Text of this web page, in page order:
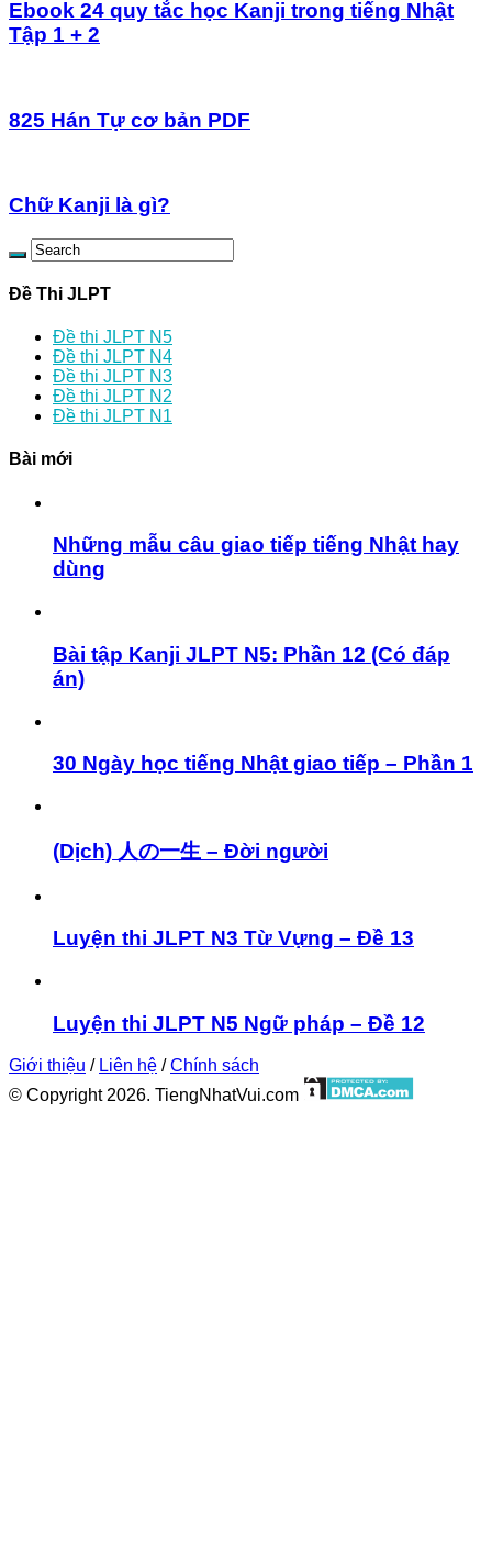
Ebook 24 quy tắc học Kanji trong tiếng Nhật
Tập 1 + 2
825 Hán Tự cơ bản PDF
Chữ Kanji là gì?
Đề Thi JLPT
Đề thi JLPT N5
Đề thi JLPT N4
Đề thi JLPT N3
Đề thi JLPT N2
Đề thi JLPT N1
Bài mới
Những mẫu câu giao tiếp tiếng Nhật hay
dùng
Bài tập Kanji JLPT N5: Phần 12 (Có đáp
án)
30 Ngày học tiếng Nhật giao tiếp – Phần 1
(Dịch) 人の一生 – Đời người
Luyện thi JLPT N3 Từ Vựng – Đề 13
Luyện thi JLPT N5 Ngữ pháp – Đề 12
Giới thiệu / Liên hệ /Chính sách
© Copyright 2026. TiengNhatVui.com